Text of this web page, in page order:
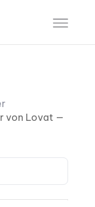
von Lovat —